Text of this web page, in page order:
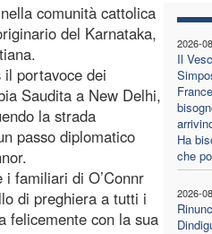
2026-
Il
Ha
che
2026-
comunità cattolica
del Karnataka,
il portavoce dei
Saudita a New Delhi,
la strada
passo diplomatico
familiari di O’Connr
di preghiera a tutti i
felicemente con la sua